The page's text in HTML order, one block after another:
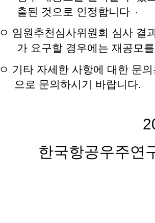
출된 것으로 인정합니다 .
ㅇ 임원추천심사위원회 심사 결
가 요구할 경우에는 재공모
ㅇ 기타 자세한 사항에 대한 문
으로 문의하시기 바랍니다.
한국항공우주연